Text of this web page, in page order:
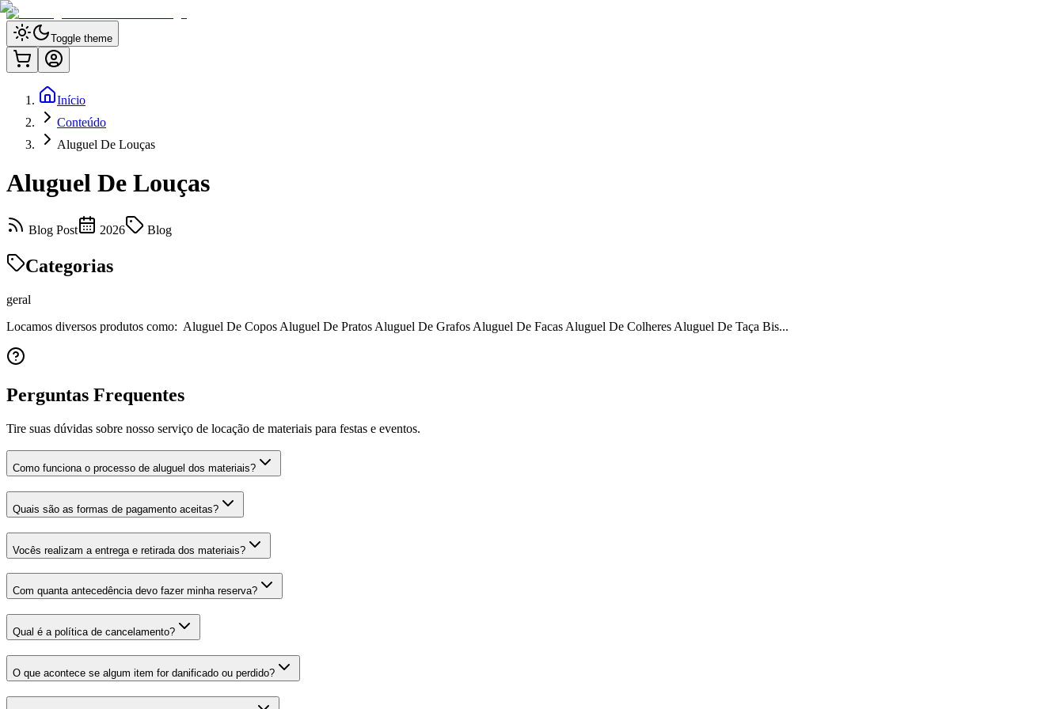
Toggle theme
Início
Conteúdo
Aluguel De Louças
Aluguel De Louças
Blog Post 2026 Blog
Categorias
geral
Locamos diversos produtos como: Aluguel De Copos Aluguel De Pratos Aluguel De Grafos Aluguel De Facas Aluguel De Colheres Aluguel De Taça Bis...
Perguntas Frequentes
Tire suas dúvidas sobre nosso serviço de locação de materiais para festas e eventos.
Como funciona o processo de aluguel dos materiais?
Quais são as formas de pagamento aceitas?
Vocês realizam a entrega e retirada dos materiais?
Com quanta antecedência devo fazer minha reserva?
Qual é a política de cancelamento?
O que acontece se algum item for danificado ou perdido?